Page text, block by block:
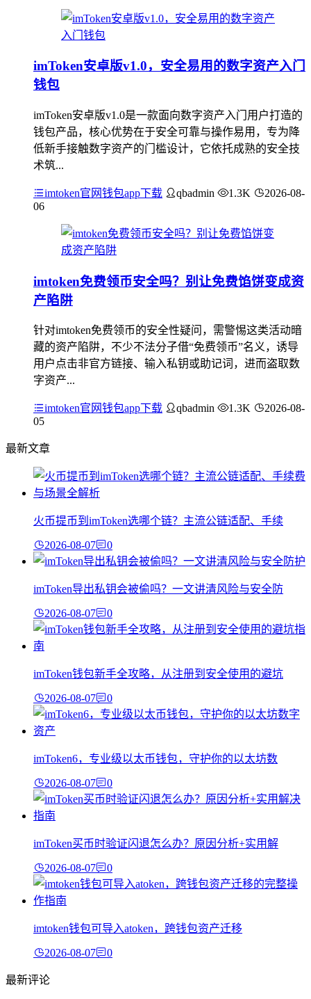
imToken安卓版v1.0，安全易用的数字资产入门
钱包
imToken安卓版v1.0是一款面向数字资产入门用户打造的
钱包产品，核心优势在于安全可靠与操作易用，专为降
低新手接触数字资产的门槛设计，它依托成熟的安全技
术筑...
imtoken官网钱包app下载 qbadmin 1.3K
2026-08-
06
imtoken免费领币安全吗？别让免费馅饼变成资
产陷阱
针对imtoken免费领币的安全性疑问，需警惕这类活动暗
藏的资产陷阱，不少不法分子借“免费领币”名义，诱导
用户点击非官方链接、输入私钥或助记词，进而盗取数
字资产...
imtoken官网钱包app下载 qbadmin 1.3K
2026-08-
05
最新文章
火币提币到imToken选哪个链？主流公链适配、手续
2026-08-07 0
imToken导出私钥会被偷吗？一文讲清风险与安全防
2026-08-07 0
imToken钱包新手全攻略，从注册到安全使用的避坑
2026-08-07 0
imToken6，专业级以太币钱包，守护你的以太坊数
2026-08-07 0
imToken买币时验证闪退怎么办？原因分析+实用解
2026-08-07 0
imtoken钱包可导入atoken，跨钱包资产迁移
2026-08-07 0
最新评论